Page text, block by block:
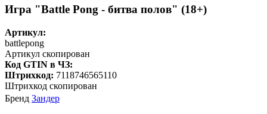
Игра "Battle Pong - битва полов" (18+)
Артикул:
battlepong
Артикул скопирован
Код GTIN в ЧЗ:
Штрихкод: 7118746565110
Штрихкод скопирован
Бренд Зандер